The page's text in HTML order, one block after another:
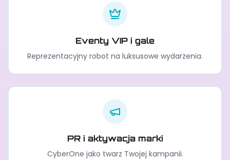
Eventy VIP i gale
Reprezentacyjny robot na luksusowe wydarzenia.
PR i aktywacja marki
CyberOne jako twarz Twojej kampanii.